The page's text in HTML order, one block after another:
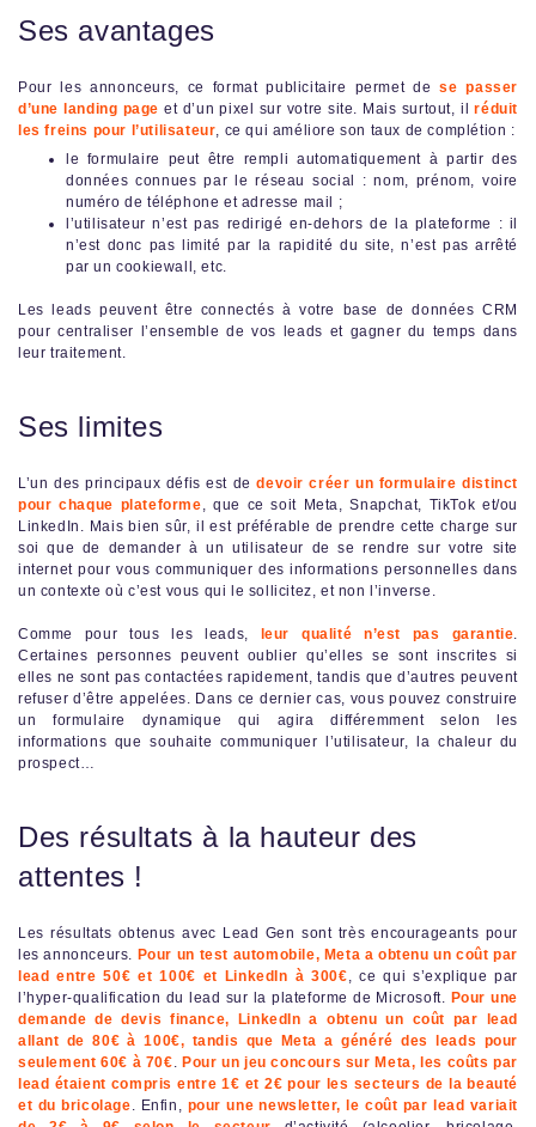
Ses avantages
Pour les annonceurs, ce format publicitaire permet dese passer
d’une landing page et d’un pixel sur votre site. Mais surtout, ilréduit
les freins pour l’utilisateur, ce qui améliore son taux de complétion :
le formulaire peut être rempli automatiquement à partir des
données connues par le réseau social : nom, prénom, voire
numéro de téléphone et adresse mail ;
l’utilisateur n’est pas redirigé en-dehors de la plateforme : il
n’est donc pas limité par la rapidité du site, n’est pas arrêté
par un cookiewall, etc.
Les leads peuvent être connectés à votre base de données CRM
pour centraliser l’ensemble de vos leads et gagner du temps dans
leur traitement.
Ses limites
L’un des principaux défis est dedevoir créer un formulaire distinct
pour chaque plateforme, que ce soit Meta, Snapchat, TikTok et/ou
LinkedIn. Mais bien sûr, il est préférable de prendre cette charge sur
soi que de demander à un utilisateur de se rendre sur votre site
internet pour vous communiquer des informations personnelles dans
un contexte où c’est vous qui le sollicitez, et non l’inverse.
Comme pour tous les leads, leur qualité n’est pas garantie.
Certaines personnes peuvent oublier qu’elles se sont inscrites si
elles ne sont pas contactées rapidement, tandis que d’autres peuvent
refuser d’être appelées. Dans ce dernier cas, vous pouvez construire
un formulaire dynamique qui agira différemment selon les
informations que souhaite communiquer l’utilisateur, la chaleur du
prospect…
Des résultats à la hauteur des
attentes !
Les résultats obtenus avec Lead Gen sont très encourageants pour
les annonceurs. Pour un test automobile, Meta a obtenu un coût par
lead entre 50€ et 100€ et LinkedIn à 300€, ce qui s’explique par
l’hyper-qualification du lead sur la plateforme de Microsoft. Pour une
demande de devis finance, LinkedIn a obtenu un coût par lead
allant de 80€ à 100€, tandis que Meta a généré des leads pour
seulement 60€ à 70€. Pour un jeu concours sur Meta, les coûts par
lead étaient compris entre 1€ et 2€ pour les secteurs de la beauté
et du bricolage. Enfin, pour une newsletter, le coût par lead variait